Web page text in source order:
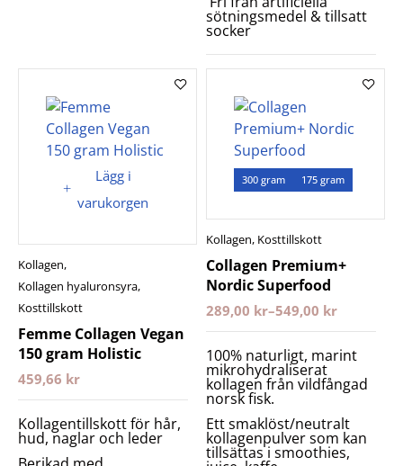
sötningsmedel & tillsatt
socker
Lägg i
varukorgen
Kollagen,
Kollagen hyaluronsyra,
Kosttillskott
Femme Collagen Vegan
150 gram Holistic
459,66 kr
Kollagentillskott för hår,
hud, naglar och leder
300 gram 175 gram
Kollagen, Kosttillskott
Collagen Premium+
Nordic Superfood
289,00 kr–549,00 kr
100% naturligt, marint
mikrohydraliserat
kollagen från vildfångad
norsk fisk.
Ett smaklöst/neutralt
kollagenpulver som kan
tillsättas i smoothies,